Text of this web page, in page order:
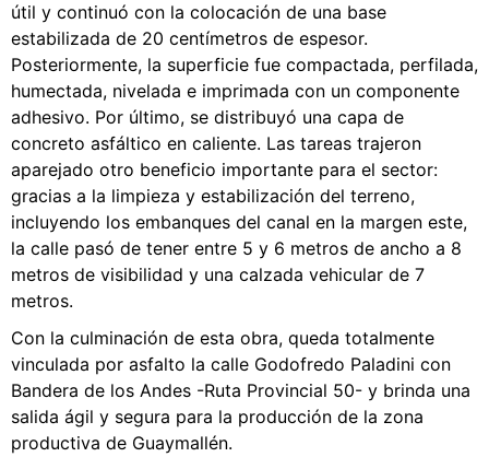
útil y continuó con la colocación de una base
estabilizada de 20 centímetros de espesor.
Posteriormente, la superficie fue compactada, perfilada,
humectada, nivelada e imprimada con un componente
adhesivo. Por último, se distribuyó una capa de
concreto asfáltico en caliente. Las tareas trajeron
aparejado otro beneficio importante para el sector:
gracias a la limpieza y estabilización del terreno,
incluyendo los embanques del canal en la margen este,
la calle pasó de tener entre 5 y 6 metros de ancho a 8
metros de visibilidad y una calzada vehicular de 7
metros.
Con la culminación de esta obra, queda totalmente
vinculada por asfalto la calle Godofredo Paladini con
Bandera de los Andes -Ruta Provincial 50- y brinda una
salida ágil y segura para la producción de la zona
productiva de Guaymallén.